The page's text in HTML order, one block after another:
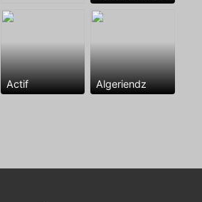
Actif Algeriendz